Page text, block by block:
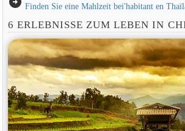
Finden Sie eine Mahlzeit bei'habitant en
6 ERLEBNISSE ZUM LEBEN IN